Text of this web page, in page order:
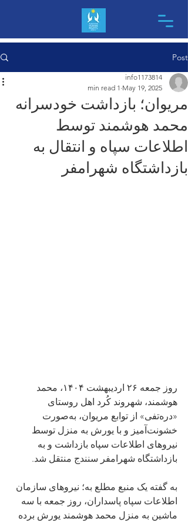
Post
مریوان؛ بازداشت خودسرانه
محمد هوشمند توسط
اطلاعات سپاه و انتقال به
بازداشتگاه شهرامفر
info1173814
May 19, 2025
1 min read
روز جمعه ۲۶ اردیبهشت ۱۴۰۴، محمد
هوشمند، شهروند کُرد اهل روستای
«درەتفی» از توابع مریوان، به‌صورت
خشونت‌آميز و با یورش به منزل توسط
نیروهای اطلاعات سپاه بازداشت و به
بازداشتگاه شهرامفر سنندج منتقل شد.
به گفته یک منبع مطلع به؛ نیروهای سازمان
اطلاعات سپاه پاسداران، روز جمعه با سه
ماشین به منزل محمد هوشمند یورش برده